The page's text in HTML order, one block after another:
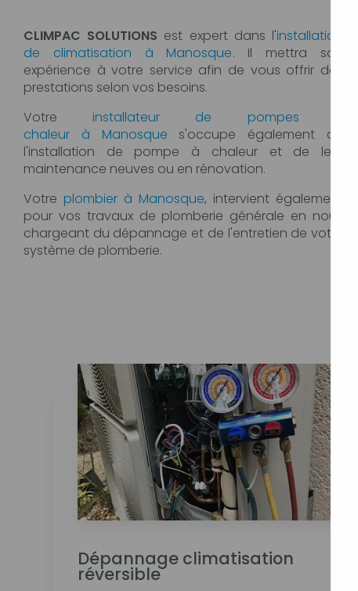
CLIMPAC SOLUTIONS est expert dans l'installation
de climatisation à Manosque. Il mettra son
expérience à votre service afin de vous offrir des
prestations selon vos besoins.
Votreinstallateur de pompes à
chaleur à Manosque s'occupe également de
l'installation de pompe à chaleur et de leur
maintenance neuves ou en rénovation.
Votre plombier à Manosque, intervient également
pour vos travaux de plomberie générale en nous
chargeant du dépannage et de l'entretien de votre
système de plomberie.
Dépannage climatisation
réversible